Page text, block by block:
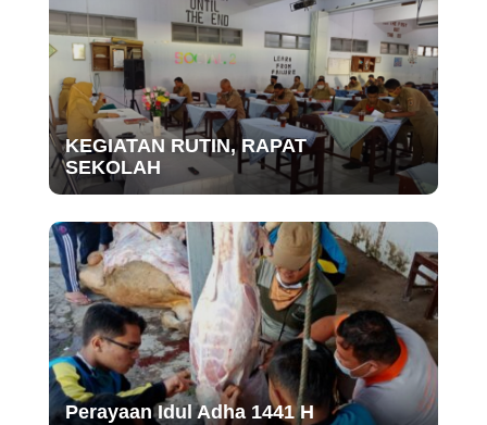
KEGIATAN RUTIN, RAPAT
SEKOLAH
Perayaan Idul Adha 1441 H